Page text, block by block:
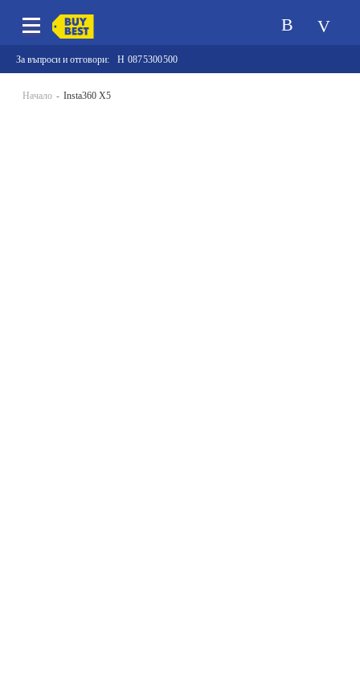
За въпроси и отговори: 0875300500
Начало Insta360 X5